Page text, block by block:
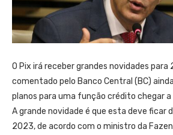
O Pix irá receber grandes novidades para
comentado pelo Banco Central (BC)
planos para uma função crédito chegar a
A grande novidade é que esta deve ficar
2023, de acordo com o ministro da